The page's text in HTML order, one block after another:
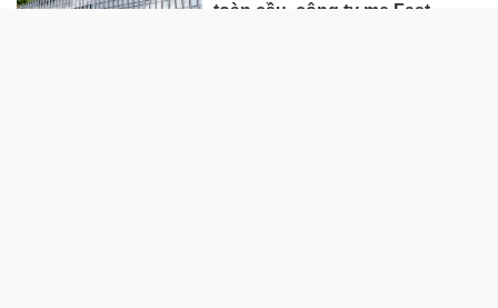
toàn cầu, công ty mẹ Fast